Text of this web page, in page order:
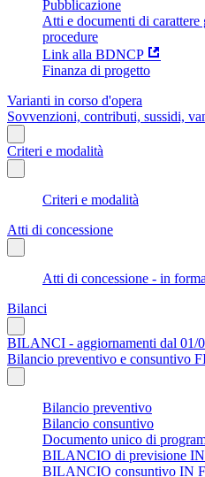
Pubblicazione
Atti e documenti di
procedure
Link alla BDNCP
Finanza di progetto
Varianti in corso d'opera
Sovvenzioni, contributi, sussidi,
Criteri e modalità
Criteri e modalità
Atti di concessione
Atti di concessione - in
Bilanci
BILANCI - aggiornamenti dal 01/
Bilancio preventivo e consuntivo
Bilancio preventivo
Bilancio consuntivo
Documento unico di
BILANCIO di previsione
BILANCIO consuntivo IN